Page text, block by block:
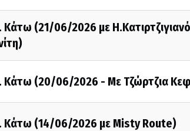
Κάτω (21/06/2026 με
Κάτω (20/06/2026 - Με Τζώρτζια
Κάτω (14/06/2026 με Misty Route)